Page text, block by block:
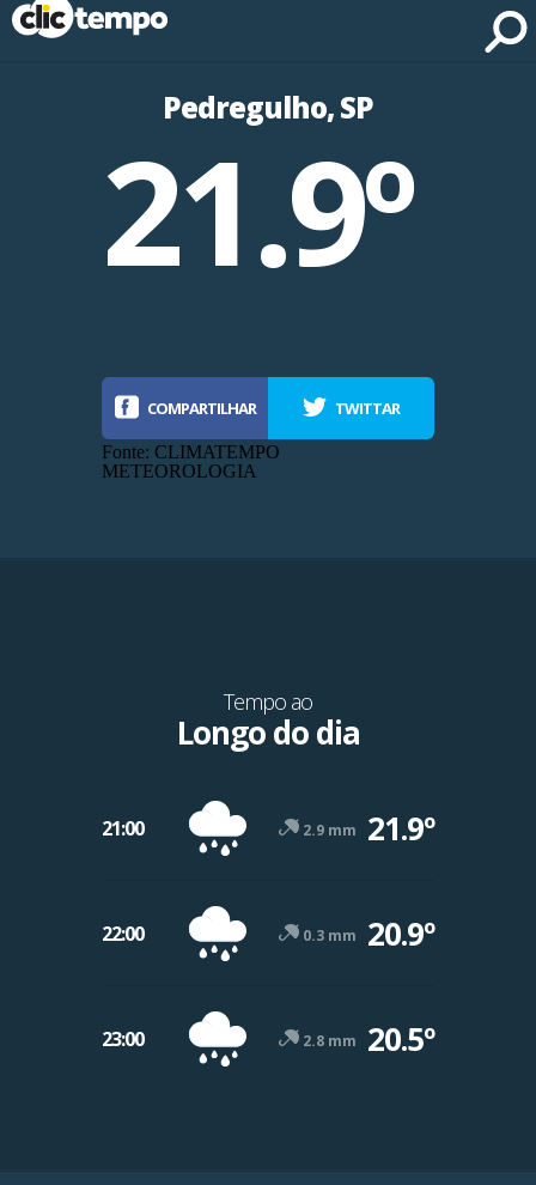
Pedregulho, SP
Fonte: CLIMATEMPO METEOROLOGIA
21.9º
COMPARTILHAR TWITTAR
Fonte: CLIMATEMPO
METEOROLOGIA
Tempo ao
Longo do dia
21:00 2.9 mm 21.9º
22:00 0.3 mm 20.9º
23:00 2.8 mm 20.5º